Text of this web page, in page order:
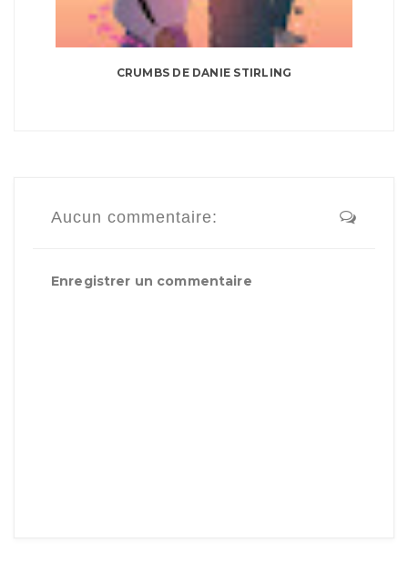
CRUMBS DE DANIE STIRLING
Aucun commentaire:
Enregistrer un commentaire